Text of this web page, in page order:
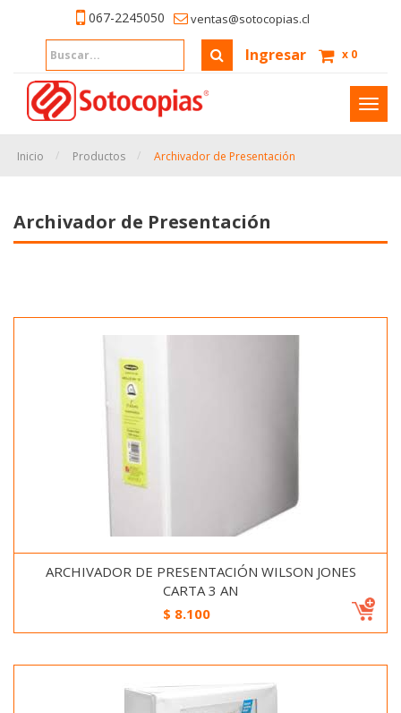
067-2245050 ventas@sotocopias.cl
Ingresar x 0
Inicio Productos Archivador de Presentación
Archivador de Presentación
ARCHIVADOR DE PRESENTACIÓN WILSON JONES
CARTA 3 AN
$ 8.100